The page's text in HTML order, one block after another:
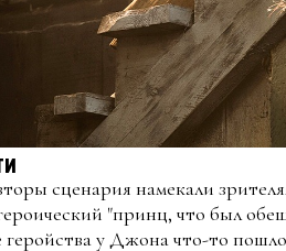
сценария намекали
"принц, что был
геройства у Джона что-то